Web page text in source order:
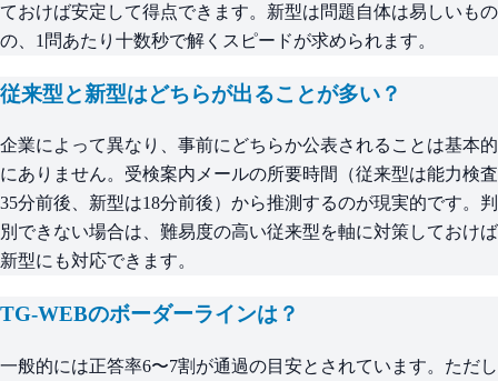
ておけば安定して得点できます。新型は問題自体は易しいもの
の、1問あたり十数秒で解くスピードが求められます。
従来型と新型はどちらが出ることが多い？
企業によって異なり、事前にどちらか公表されることは基本的
にありません。受検案内メールの所要時間（従来型は能力検査
35分前後、新型は18分前後）から推測するのが現実的です。判
別できない場合は、難易度の高い従来型を軸に対策しておけば
新型にも対応できます。
TG-WEBのボーダーラインは？
一般的には正答率6〜7割が通過の目安とされています。ただし